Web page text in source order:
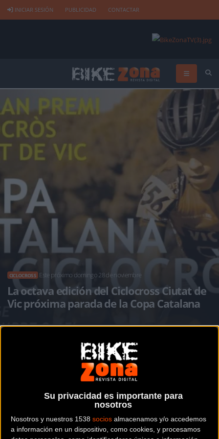
Su privacidad es importante para
nosotros
Nosotros y nuestros 1538 socios almacenamos y/o accedemos
a información en un dispositivo, como cookies, y procesamos
INICIAR SESIÓN PUBLICIDAD CONTACTAR
CICLOCROSS Este próximo domingo 28 de noviembre
La octava edición del Ciclocross Ciutat de
Vic próxima parada de la Copa Catalana
ciclismopublicada el
a las08:25hen la sección de
Este próximo domingo, 28 de noviembre, se celebra la
Copa Catalana de la Federación Catalana de Ciclismo. La